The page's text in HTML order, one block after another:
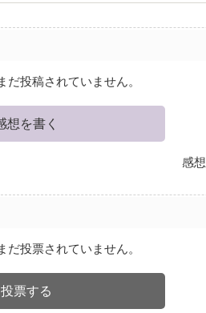
だ投稿されていません。
想を書く
感
だ投票されていません。
投票する